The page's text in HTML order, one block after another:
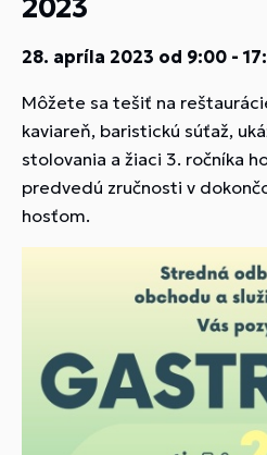
2023
28. apríla 2023 od 9:00 -
Môžete sa tešiť na
kaviareň, baristickú súťaž,
stolovania a žiaci 3. ročníka
predvedú zručnosti v
hosťom.